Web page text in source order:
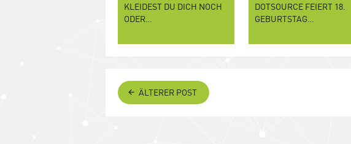
KLEIDEST DU DICH NOCH
ODER…
DOTSOURCE FEIERT 18.
GEBURTSTAG…
ÄLTERER POST